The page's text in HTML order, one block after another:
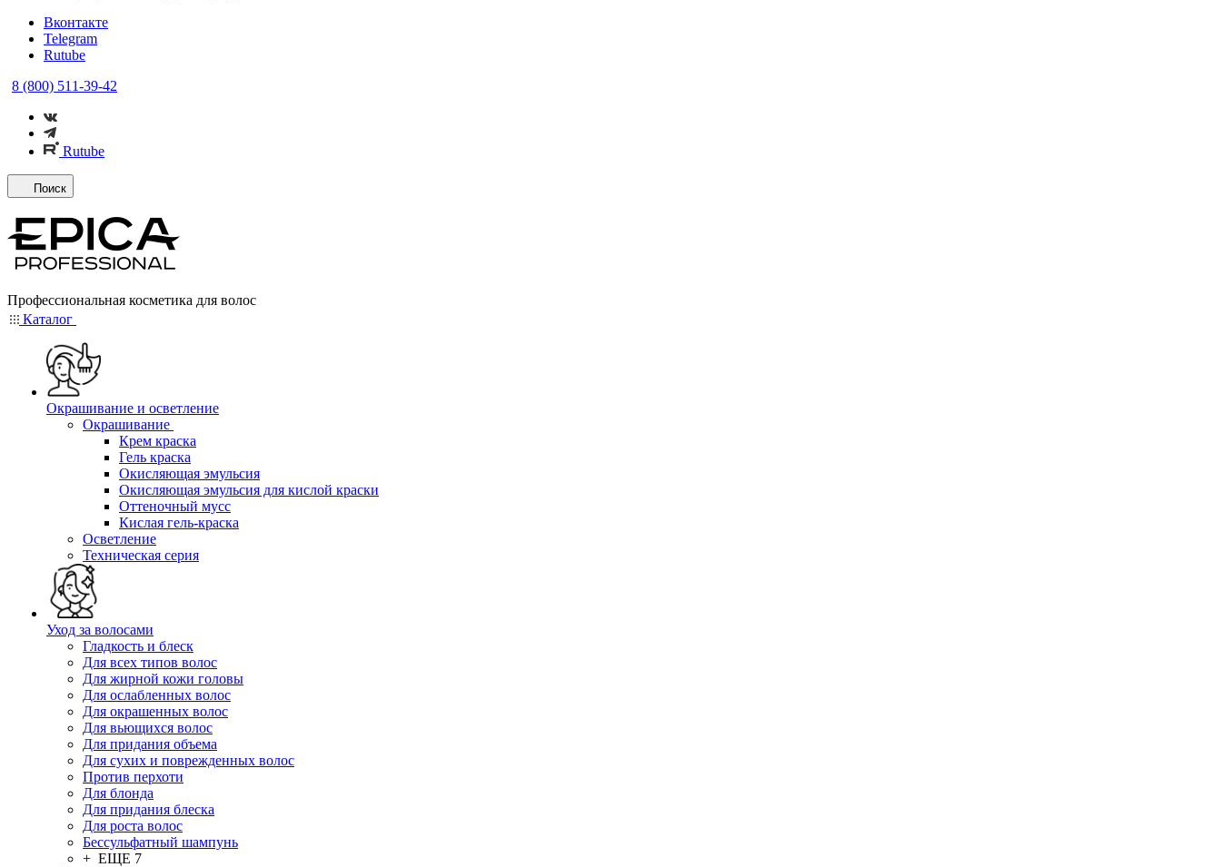
Вконтакте
Telegram
Rutube
8 (800) 511-39-42
Rutube
Поиск
Профессиональная косметика для волос
Каталог
Окрашивание и осветление
Окрашивание
Крем краска
Гель краска
Окисляющая эмульсия
Окисляющая эмульсия для кислой краски
Оттеночный мусс
Кислая гель-краска
Осветление
Техническая серия
Уход за волосами
Гладкость и блеск
Для всех типов волос
Для жирной кожи головы
Для ослабленных волос
Для окрашенных волос
Для вьющихся волос
Для придания объема
Для сухих и поврежденных волос
Против перхоти
Для блонда
Для придания блеска
Для роста волос
Бессульфатный шампунь
+ ЕЩЕ 7